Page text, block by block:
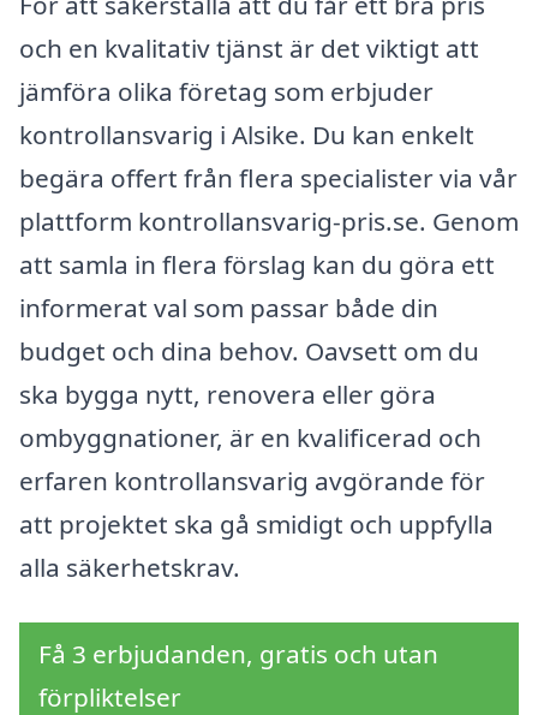
och en kvalitativ tjänst är det viktigt att
jämföra olika företag som erbjuder
kontrollansvarig i Alsike. Du kan enkelt
begära offert från flera specialister via vår
plattform kontrollansvarig-pris.se. Genom
att samla in flera förslag kan du göra ett
informerat val som passar både din
budget och dina behov. Oavsett om du
ska bygga nytt, renovera eller göra
ombyggnationer, är en kvalificerad och
erfaren kontrollansvarig avgörande för
att projektet ska gå smidigt och uppfylla
alla säkerhetskrav.
Få 3 erbjudanden, gratis och utan
förpliktelser